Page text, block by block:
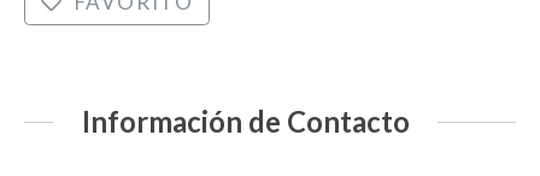
Información de Contacto